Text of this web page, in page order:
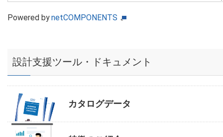
Powered bynetCOMPONENTS
設計支援ツール・ドキュメント
カタログデータ